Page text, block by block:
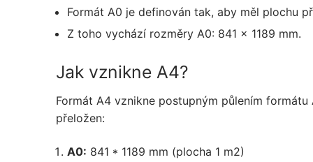
Formát A0 je definován tak, aby měl plochu
Z toho vychází rozměry A0: 841 x 1189 mm.
Jak vznikne A4?
Formát A4 vznikne postupným půlením
přeložen:
A0: 841 * 1189 mm (plocha 1 m2)